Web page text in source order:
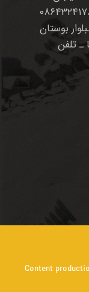
بوستان
ـ تلفن
Content